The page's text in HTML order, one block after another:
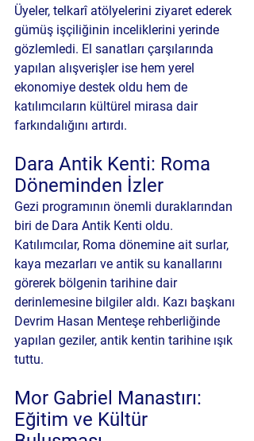
Üyeler, telkarî atölyelerini ziyaret ederek
gümüş işçiliğinin inceliklerini yerinde
gözlemledi. El sanatları çarşılarında
yapılan alışverişler ise hem yerel
ekonomiye destek oldu hem de
katılımcıların kültürel mirasa dair
farkındalığını artırdı.
Dara Antik Kenti: Roma
Döneminden İzler
Gezi programının önemli duraklarından
biri de Dara Antik Kenti oldu.
Katılımcılar, Roma dönemine ait surlar,
kaya mezarları ve antik su kanallarını
görerek bölgenin tarihine dair
derinlemesine bilgiler aldı. Kazı başkanı
Devrim Hasan Menteşe rehberliğinde
yapılan geziler, antik kentin tarihine ışık
tuttu.
Mor Gabriel Manastırı:
Eğitim ve Kültür